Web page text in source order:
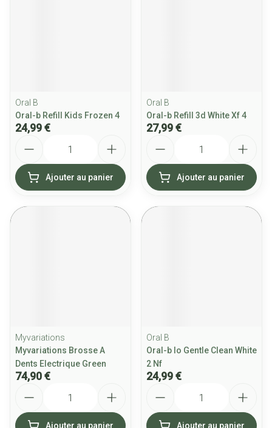
Oral B
Oral-b Refill Kids Frozen 4
24,99 €
Ajouter au panier
Oral B
Oral-b Refill 3d White Xf 4
27,99 €
Ajouter au panier
Myvariations
Myvariations Brosse A
Dents Electrique Green
74,90 €
Ajouter au panier
Oral B
Oral-b Io Gentle Clean White
2 Nf
24,99 €
Ajouter au panier